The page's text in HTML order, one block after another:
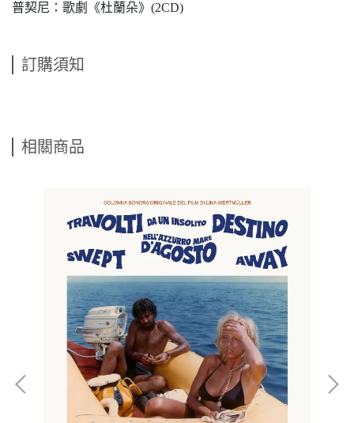
普契尼：歌劇《杜蘭朵》(2CD)
訂購須知
相關商品